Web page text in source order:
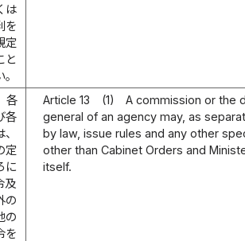
は
を
定
と
各
各
定
に
及
の
の
を
Article 13 (1)
A commission or the
general of an agency may, as
by law, issue rules and any other
other than Cabinet Orders and
itself.